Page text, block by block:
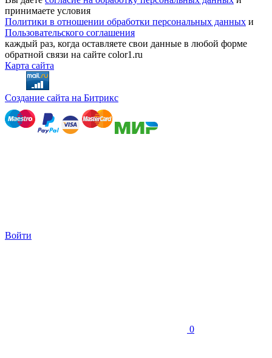
принимаете условия
Политики в отношении обработки персональных данных и
Пользовательского соглашения
каждый раз, когда оставляете свои данные в любой форме
обратной связи на сайте color1.ru
Карта сайта
Создание сайта на Битрикс
Войти
0